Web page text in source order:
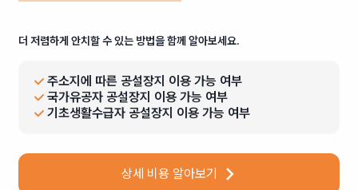
더 저렴하게 안치할 수 있는 방법을 함께 알아보세요.
주소지에 따른 공설장지 이용 가능 여부
국가유공자 공설장지 이용 가능 여부
기초생활수급자 공설장지 이용 가능 여부
상세 비용 알아보기